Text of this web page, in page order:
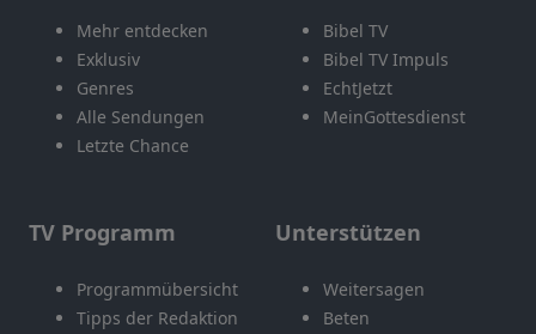
Mehr entdecken
Exklusiv
Genres
Alle Sendungen
Letzte Chance
Bibel TV
Bibel TV Impuls
EchtJetzt
MeinGottesdienst
TV Programm
Programmübersicht
Tipps der Redaktion
Unterstützen
Weitersagen
Beten